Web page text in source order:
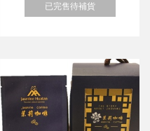
已完售待補貨